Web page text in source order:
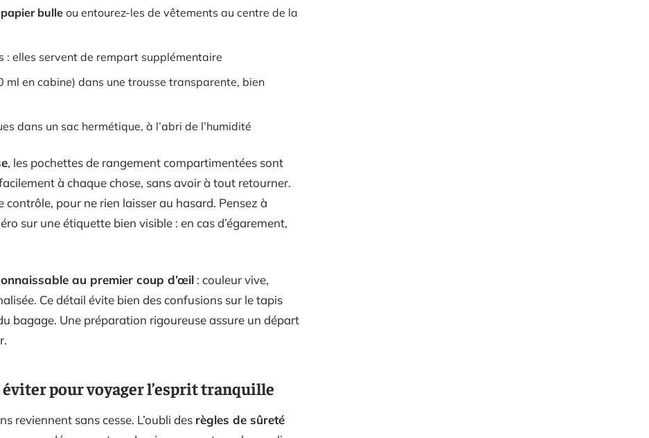
papier bulle ou entourez-les de vêtements au centre de la
: elles servent de rempart supplémentaire
ml en cabine) dans une trousse transparente, bien
dans un sac hermétique, à l’abri de l’humidité
, les pochettes de rangement compartimentées sont
à chaque chose, sans avoir à tout retourner.
contrôle, pour ne rien laisser au hasard. Pensez à
sur une étiquette bien visible : en cas d’égarement,
au premier coup d’œil : couleur vive,
Ce détail évite bien des confusions sur le tapis
bagage. Une préparation rigoureuse assure un départ
pour voyager l’esprit tranquille
reviennent sans cesse. L’oubli des règles de sûreté